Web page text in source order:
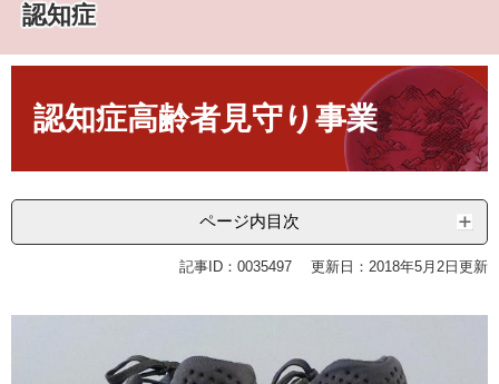
認知症
認知症高齢者見守り事業
ページ内目次
記事ID：0035497 更新日：2018年5月2日更新